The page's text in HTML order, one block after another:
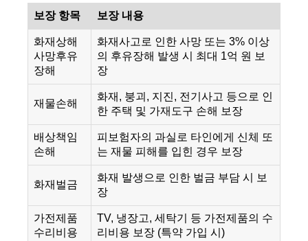
보장 항목 보장 내용
화재상해
사망후유
장해
화재사고로 인한 사망 또는 3% 이상
의 후유장해 발생 시 최대 1억 원 보
장
재물손해
화재, 붕괴, 지진, 전기사고 등으로 인
한 주택 및 가재도구 손해 보장
배상책임
손해
피보험자의 과실로 타인에게 신체 또
는 재물 피해를 입힌 경우 보장
화재벌금
화재 발생으로 인한 벌금 부담 시 보
장
가전제품
수리비용
TV, 냉장고, 세탁기 등 가전제품의 수
리비용 보장 (특약 가입 시)